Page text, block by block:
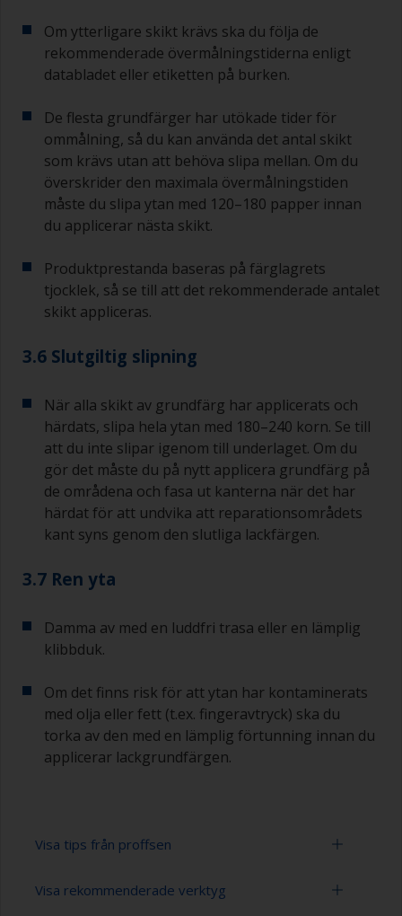
Om ytterligare skikt krävs ska du följa de
rekommenderade övermålningstiderna enligt
databladet eller etiketten på burken.
De flesta grundfärger har utökade tider för
ommålning, så du kan använda det antal skikt
som krävs utan att behöva slipa mellan. Om du
överskrider den maximala övermålningstiden
måste du slipa ytan med 120–180 papper innan
du applicerar nästa skikt.
Produktprestanda baseras på färglagrets
tjocklek, så se till att det rekommenderade antalet
skikt appliceras.
3.6 Slutgiltig slipning
När alla skikt av grundfärg har applicerats och
härdats, slipa hela ytan med 180–240 korn. Se till
att du inte slipar igenom till underlaget. Om du
gör det måste du på nytt applicera grundfärg på
de områdena och fasa ut kanterna när det har
härdat för att undvika att reparationsområdets
kant syns genom den slutliga lackfärgen.
3.7 Ren yta
Damma av med en luddfri trasa eller en lämplig
klibbduk.
Om det finns risk för att ytan har kontaminerats
med olja eller fett (t.ex. fingeravtryck) ska du
torka av den med en lämplig förtunning innan du
applicerar lackgrundfärgen.
Visa tips från proffsen
Arbeta med en roller:
Visa rekommenderade verktyg